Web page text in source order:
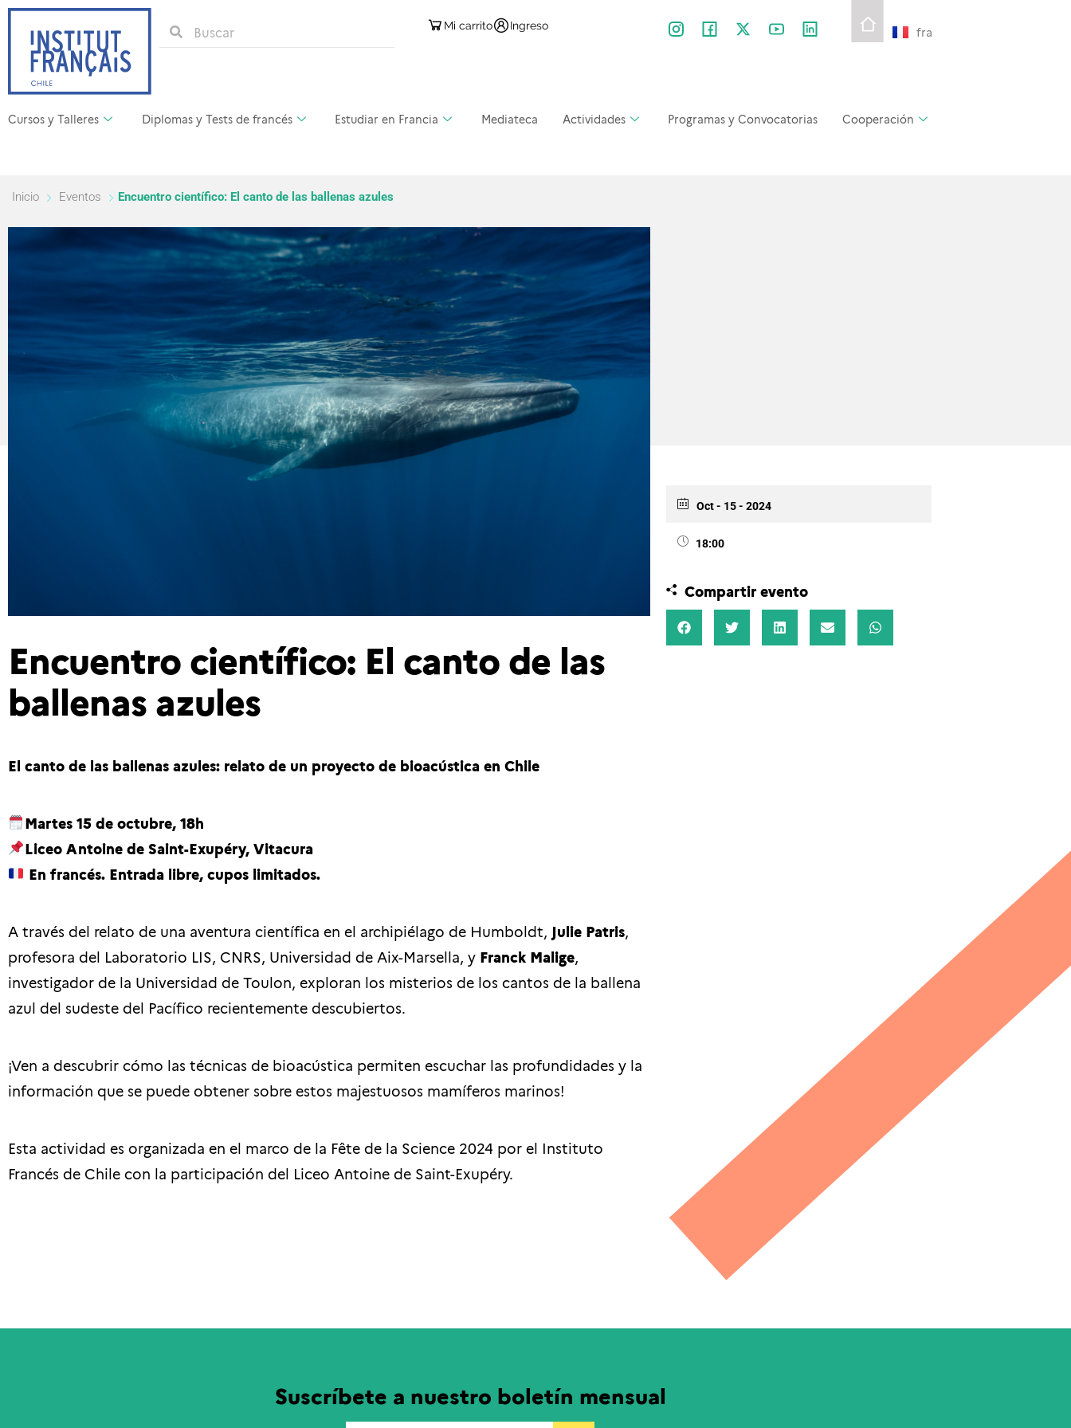
Mi carrito Ingreso fra
Cursos y Talleres Diplomas y Tests de francés Estudiar en Francia Mediateca Actividades Programas y Convocatorias Cooperación
Inicio Eventos Encuentro científico: El canto de las ballenas azules
Encuentro científico: El canto de las
ballenas azules
El canto de las ballenas azules: relato de un proyecto de bioacústica en Chile
Martes 15 de octubre, 18h
Liceo Antoine de Saint-Exupéry, Vitacura
En francés. Entrada libre, cupos limitados.
A través del relato de una aventura científica en el archipiélago de Humboldt, Julie Patris,
profesora del Laboratorio LIS, CNRS, Universidad de Aix-Marsella, y Franck Malige,
investigador de la Universidad de Toulon, exploran los misterios de los cantos de la ballena
azul del sudeste del Pacífico recientemente descubiertos.
¡Ven a descubrir cómo las técnicas de bioacústica permiten escuchar las profundidades y la
información que se puede obtener sobre estos majestuosos mamíferos marinos!
Esta actividad es organizada en el marco de la Fête de la Science 2024 por el Instituto
Francés de Chile con la participación del Liceo Antoine de Saint-Exupéry.
Oct - 15 - 2024
18:00
Compartir evento
Suscríbete a nuestro boletín mensual